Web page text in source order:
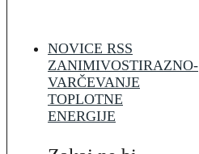
NOVICE RSS
ZANIMIVOSTIRAZNO-
VARČEVANJE
TOPLOTNE
ENERGIJE